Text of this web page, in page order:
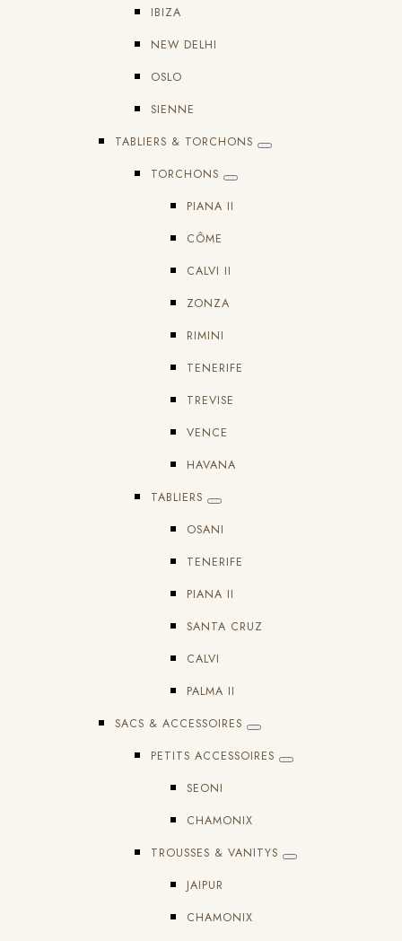
IBIZA
NEW DELHI
OSLO
SIENNE
TABLIERS & TORCHONS
TORCHONS
PIANA II
CÔME
CALVI II
ZONZA
RIMINI
TENERIFE
TREVISE
VENCE
HAVANA
TABLIERS
OSANI
TENERIFE
PIANA II
SANTA CRUZ
CALVI
PALMA II
SACS & ACCESSOIRES
PETITS ACCESSOIRES
SEONI
CHAMONIX
TROUSSES & VANITYS
JAIPUR
CHAMONIX